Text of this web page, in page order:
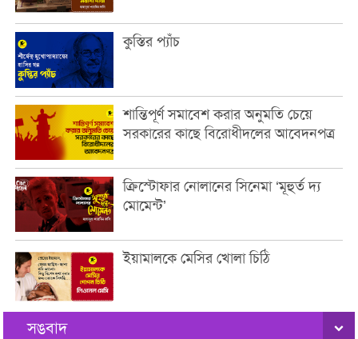
কুস্তির প্যাঁচ
শান্তিপূর্ণ সমাবেশ করার অনুমতি চেয়ে
সরকারের কাছে বিরোধীদলের আবেদনপত্র
ক্রিস্টোফার নোলানের সিনেমা ‘মূহুর্ত দ্য
মোমেন্ট’
ইয়ামালকে মেসির খোলা চিঠি
সঙবাদ